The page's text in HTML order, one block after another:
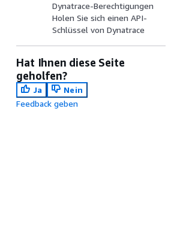
Dynatrace-Berechtigungen
Holen Sie sich einen API-
Schlüssel von Dynatrace
Hat Ihnen diese Seite
geholfen?
Ja
Nein
Feedback geben